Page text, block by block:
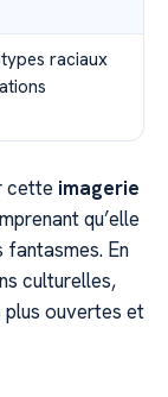
raciaux
cette imagerie
qu’elle
En
culturelles,
plus ouvertes et